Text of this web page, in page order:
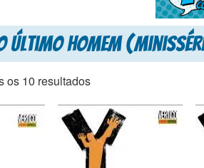
Último Homem
os 10 resultados